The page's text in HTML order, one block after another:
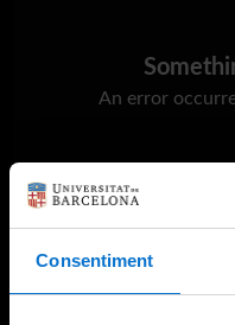
Consentiment
An error